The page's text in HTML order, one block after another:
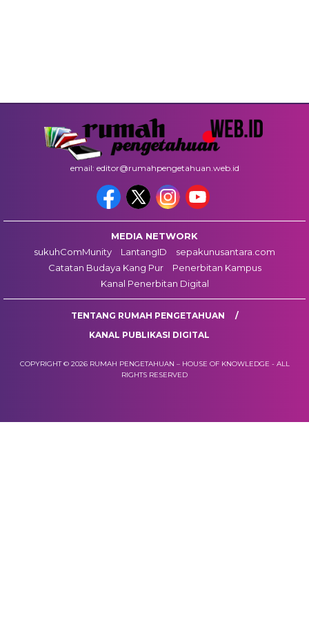
email: editor@rumahpengetahuan.web.id
MEDIA NETWORK
sukuhComMunity
LantangID
sepakunusantara.com
Catatan Budaya Kang Pur
Penerbitan Kampus
Kanal Penerbitan Digital
TENTANG RUMAH PENGETAHUAN
KANAL PUBLIKASI DIGITAL
COPYRIGHT © 2026 RUMAH PENGETAHUAN – HOUSE OF KNOWLEDGE - ALL
RIGHTS RESERVED